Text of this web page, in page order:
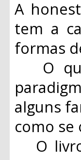
A
tem a
formas
O
alguns
como
O